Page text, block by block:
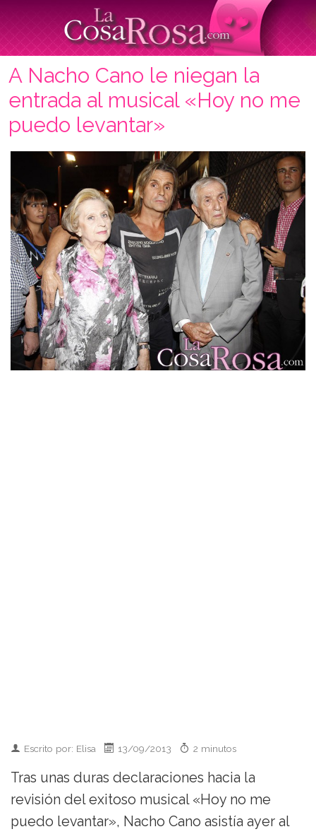
A Nacho Cano le niegan la
entrada al musical «Hoy no me
puedo levantar»
Escrito por: Elisa 13/09/2013 2 minutos
Tras unas duras declaraciones hacia la
revisión del exitoso musical «Hoy no me
puedo levantar», Nacho Cano asistía ayer al